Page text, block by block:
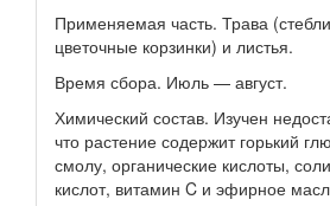
Применяемая часть. Трава
цветочные корзинки) и листья.
Время сбора. Июль — август.
Химический состав. Изучен
что растение содержит горький
смолу, органические кислоты,
кислот, витамин C и эфирное